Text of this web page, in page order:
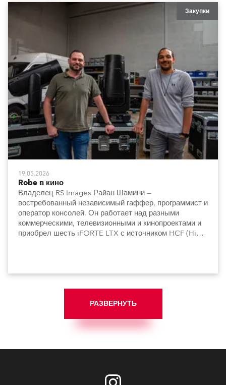
Закупки
19.05.2026
Robe в кино
Владелец RS Images Райан Шамини —
востребованный независимый гаффер, программист и
оператор консолей. Он работает над разными
коммерческими, телевизионными и кинопроектами и
приобрел шесть iFORTE LTX с источником HCF (High
РАЗВЕРНУТЬ